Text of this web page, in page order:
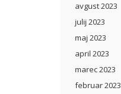
avgust 2023
julij 2023
maj 2023
april 2023
marec 2023
februar 2023